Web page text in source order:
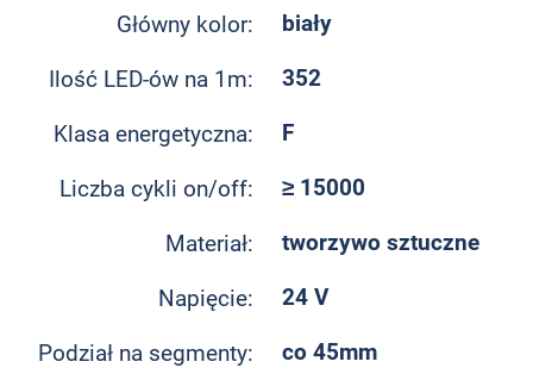
Główny kolor: biały
Ilość LED-ów na 1m: 352
Klasa energetyczna: F
Liczba cykli on/off: ≥ 15000
Materiał: tworzywo sztuczne
Napięcie: 24 V
Podział na segmenty: co 45mm